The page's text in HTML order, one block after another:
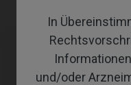
In
und/oder